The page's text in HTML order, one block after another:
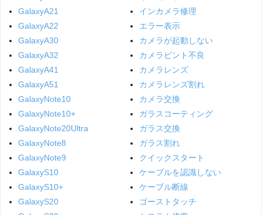
GalaxyA21
GalaxyA22
GalaxyA30
GalaxyA32
GalaxyA41
GalaxyA51
GalaxyNote10
GalaxyNote10+
GalaxyNote20Ultra
GalaxyNote8
GalaxyNote9
GalaxyS10
GalaxyS10+
GalaxyS20
インカメラ修理
エラー表示
カメラが起動しない
カメラピント不良
カメラレンズ
カメラレンズ割れ
カメラ交換
ガラスコーティング
ガラス交換
ガラス割れ
クイックスタート
ケーブルを認識しない
ケーブル断線
ゴーストタッチ